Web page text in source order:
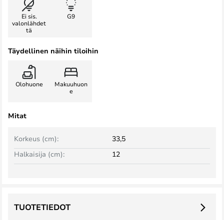
Ei sis.
valonlähdet
tä
G9
Täydellinen näihin tiloihin
Olohuone
Makuuhuon
e
Mitat
Korkeus (cm):
33,5
Halkaisija (cm):
12
TUOTETIEDOT